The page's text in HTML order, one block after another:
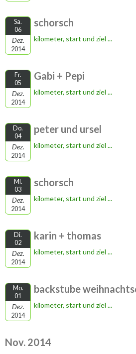
Sa.
06
Dez.
2014
schorsch
kilometer, start und ziel ...
Fr.
05
Dez.
2014
Gabi + Pepi
kilometer, start und ziel ...
Do.
04
Dez.
2014
peter und ursel
kilometer, start und ziel ...
Mi.
03
Dez.
2014
schorsch
kilometer, start und ziel ...
Di.
02
Dez.
2014
karin + thomas
kilometer, start und ziel ...
Mo.
01
Dez.
2014
backstube
kilometer, start und ziel ...
Nov. 2014